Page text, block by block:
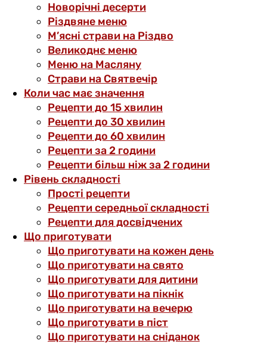
Новорічні десерти
Різдвяне меню
М’ясні страви на Різдво
Великоднє меню
Меню на Масляну
Страви на Святвечір
Коли час має значення
Рецепти до 15 хвилин
Рецепти до 30 хвилин
Рецепти до 60 хвилин
Рецепти за 2 години
Рецепти більш ніж за 2 години
Рівень складності
Прості рецепти
Рецепти середньої складності
Рецепти для досвідчених
Що приготувати
Що приготувати на кожен день
Що приготувати на свято
Що приготувати для дитини
Що приготувати на пікнік
Що приготувати на вечерю
Що приготувати в піст
Що приготувати на сніданок